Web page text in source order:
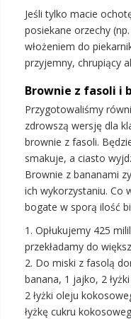
Jeśli tylko macie
posiekane orzechy
włożeniem do
przyjemny, chrupiący
Brownie z fasoli i
Przygotowaliśmy
zdrowszą wersję dla
brownie z fasoli.
smakuje, a ciasto
Brownie z bananami
ich wykorzystaniu. Co
bogate w sporą ilość
1. Opłukujemy 425
przekładamy do
2. Do miski z fasolą
banana, 1 jajko, 2
2 łyżki oleju
łyżkę cukru